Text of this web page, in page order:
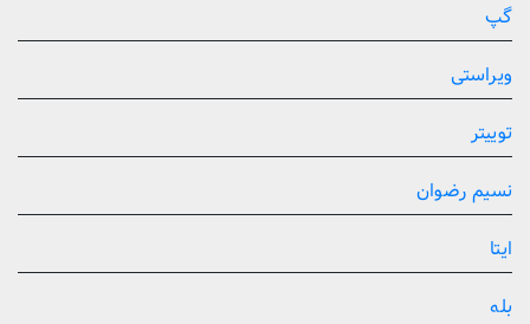
گپ
ویراستی
توییتر
نسیم رضوان
ایتا
بله